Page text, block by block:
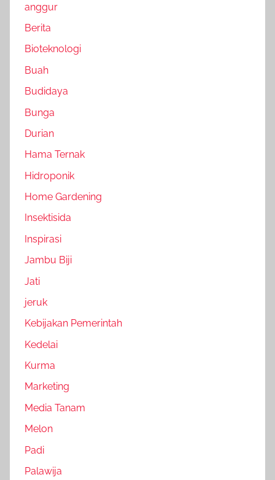
anggur
Berita
Bioteknologi
Buah
Budidaya
Bunga
Durian
Hama Ternak
Hidroponik
Home Gardening
Insektisida
Inspirasi
Jambu Biji
Jati
jeruk
Kebijakan Pemerintah
Kedelai
Kurma
Marketing
Media Tanam
Melon
Padi
Palawija